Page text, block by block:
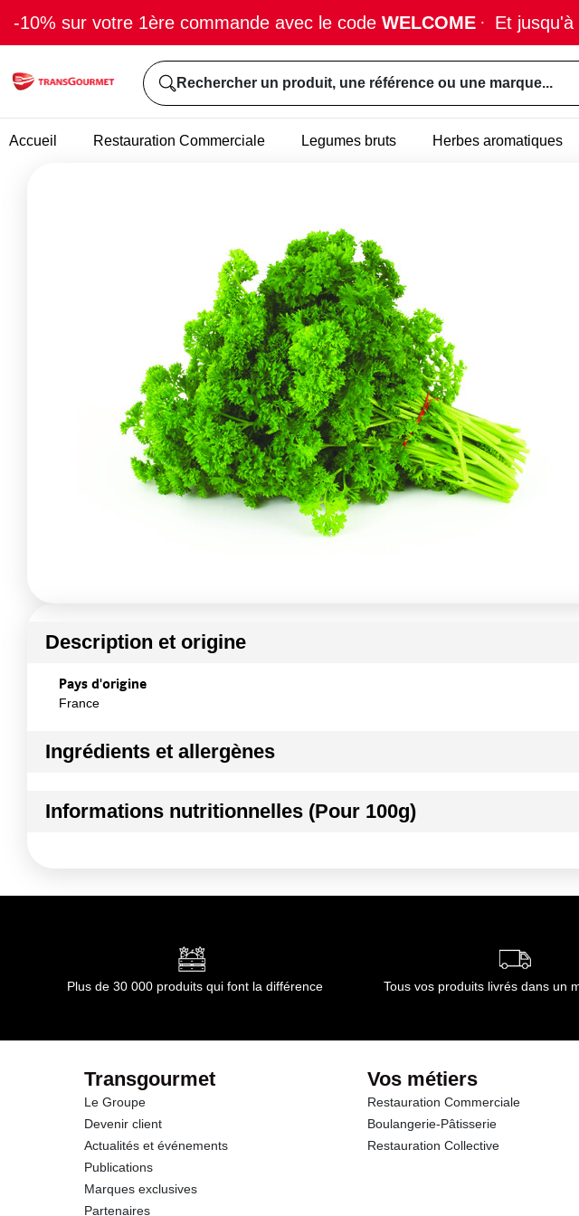
-10% sur votre 1ère commande avec le code WELCOME · Et jusqu'à
Rechercher un produit, une référence ou une marque...
Accueil Restauration Commerciale Legumes bruts Herbes aromatiques
Description et origine
Pays d'origine
France
Ingrédients et allergènes
PERSIL FRISE
Informations nutritionnelles (Pour 100g)
Kilojoules
dont Acides gras saturés
dont Sucres
Fibres
Protéines
Plus de 30 000 produits qui font la différence Tous vos produits livrés dans un
Transgourmet
Le Groupe
Devenir client
Actualités et événements
Publications
Marques exclusives
Partenaires
Vos métiers
Restauration Commerciale
Boulangerie-Pâtisserie
Restauration Collective